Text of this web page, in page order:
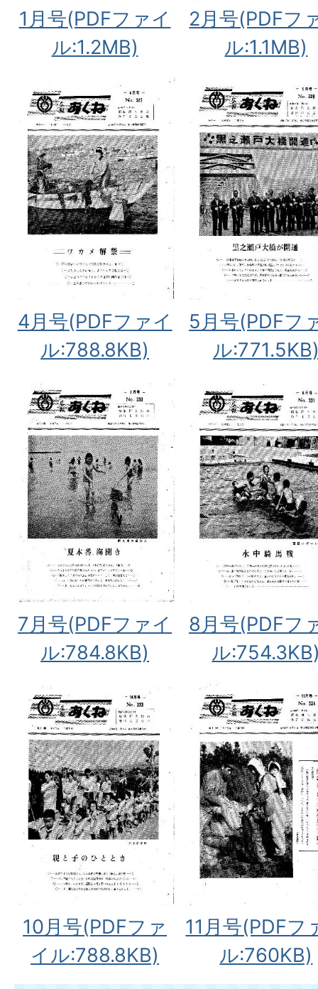
1月号(PDFファイ
ル:1.2MB)
2月号(PDFフ
ル:1.1MB)
4月号(PDFファイ
ル:788.8KB)
5月号(PDFフ
ル
7月号(PDFファイ
ル:784.8KB)
8月号(PDFフ
ル
10月号(PDFファ
イル:788.8KB)
11月号(PDFフ
ル:760KB)